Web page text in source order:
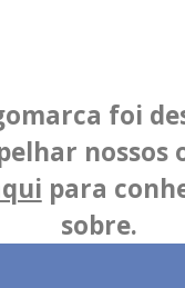
foi
nossos
para
sobre.